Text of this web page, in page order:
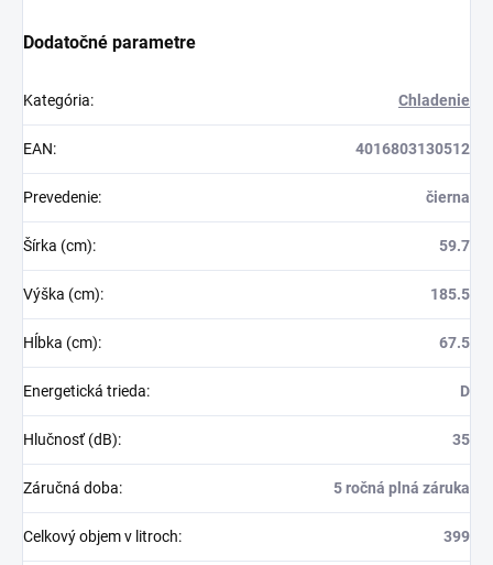
Dodatočné parametre
Kategória: Chladenie
EAN: 4016803130512
Prevedenie: čierna
Šírka (cm): 59.7
Výška (cm): 185.5
Hĺbka (cm): 67.5
Energetická trieda: D
Hlučnosť (dB): 35
Záručná doba: 5 ročná plná záruka
Celkový objem v litroch: 399